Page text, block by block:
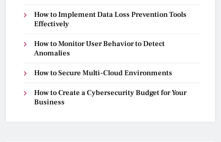
How to Implement Data Loss Prevention Tools
Effectively
How to Monitor User Behavior to Detect
Anomalies
How to Secure Multi-Cloud Environments
How to Create a Cybersecurity Budget for Your
Business